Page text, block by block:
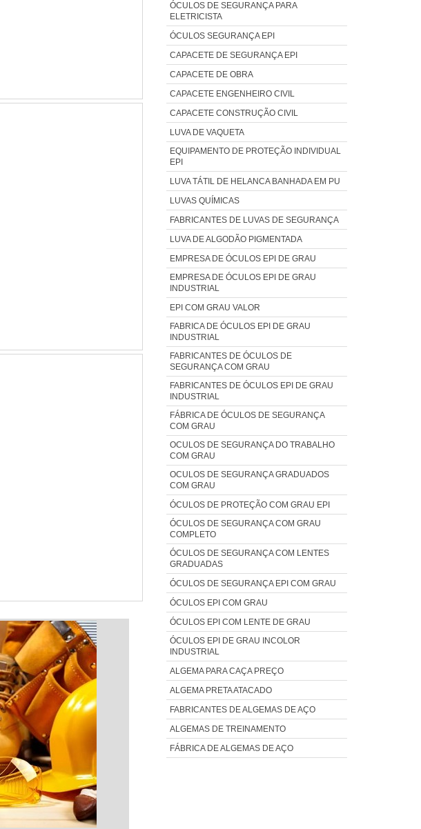
ÓCULOS DE SEGURANÇA PARA
ELETRICISTA
ÓCULOS SEGURANÇA EPI
CAPACETE DE SEGURANÇA EPI
CAPACETE DE OBRA
CAPACETE ENGENHEIRO CIVIL
CAPACETE CONSTRUÇÃO CIVIL
LUVA DE VAQUETA
EQUIPAMENTO DE PROTEÇÃO INDIVIDUAL
EPI
LUVA TÁTIL DE HELANCA BANHADA EM PU
LUVAS QUÍMICAS
FABRICANTES DE LUVAS DE SEGURANÇA
LUVA DE ALGODÃO PIGMENTADA
EMPRESA DE ÓCULOS EPI DE GRAU
EMPRESA DE ÓCULOS EPI DE GRAU
INDUSTRIAL
EPI COM GRAU VALOR
FABRICA DE ÓCULOS EPI DE GRAU
INDUSTRIAL
FABRICANTES DE ÓCULOS DE
SEGURANÇA COM GRAU
FABRICANTES DE ÓCULOS EPI DE GRAU
INDUSTRIAL
FÁBRICA DE ÓCULOS DE SEGURANÇA
COM GRAU
OCULOS DE SEGURANÇA DO TRABALHO
COM GRAU
OCULOS DE SEGURANÇA GRADUADOS
COM GRAU
ÓCULOS DE PROTEÇÃO COM GRAU EPI
ÓCULOS DE SEGURANÇA COM GRAU
COMPLETO
ÓCULOS DE SEGURANÇA COM LENTES
GRADUADAS
ÓCULOS DE SEGURANÇA EPI COM GRAU
ÓCULOS EPI COM GRAU
ÓCULOS EPI COM LENTE DE GRAU
ÓCULOS EPI DE GRAU INCOLOR
INDUSTRIAL
ALGEMA PARA CAÇA PREÇO
ALGEMA PRETA ATACADO
FABRICANTES DE ALGEMAS DE AÇO
ALGEMAS DE TREINAMENTO
FÁBRICA DE ALGEMAS DE AÇO